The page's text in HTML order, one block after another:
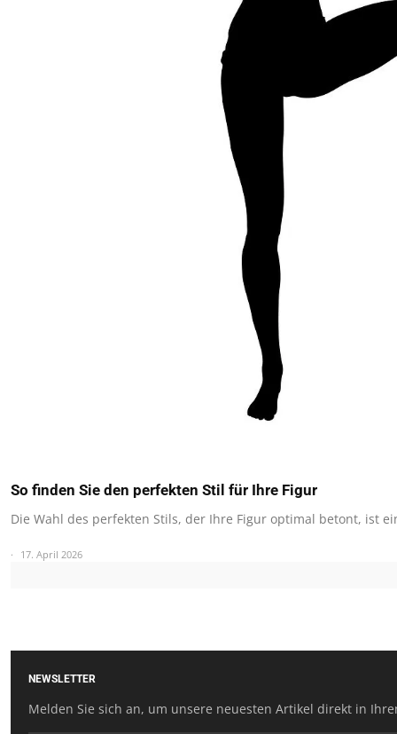
So finden Sie den perfekten Stil für Ihre Figur
Die Wahl des perfekten Stils, der Ihre Figur optimal betont, ist
17. April 2026
NEWSLETTER
Melden Sie sich an, um unsere neuesten Artikel direkt in